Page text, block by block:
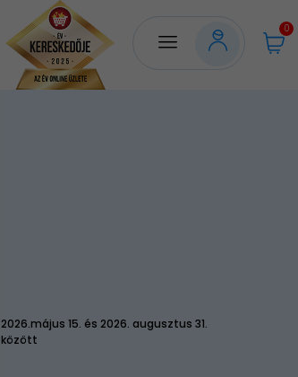
0
2026.május 15. és 2026. augusztus 31.
között